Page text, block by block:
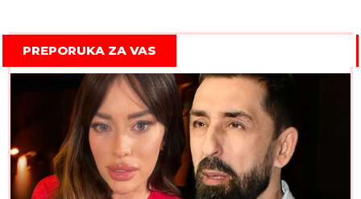
PREPORUKA ZA VAS